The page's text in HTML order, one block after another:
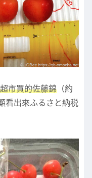
市買的佐藤錦 （約
看出來ふるさと納税